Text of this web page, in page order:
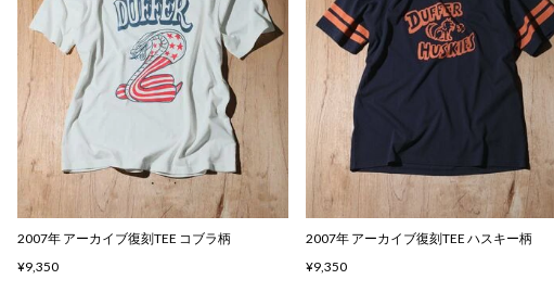
2007年 アーカイブ復刻TEE コブラ柄
¥9,350
2007年 アーカイブ復刻TEE ハスキー柄
¥9,350